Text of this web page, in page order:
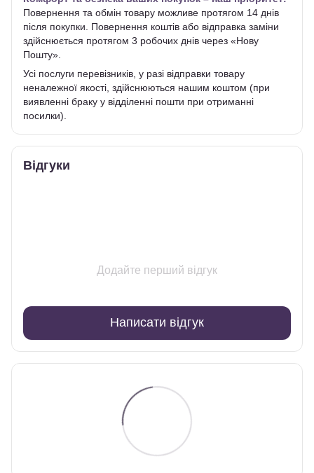
Повернення та обмін товару можливе протягом 14 днів
після покупки. Повернення коштів або відправка заміни
здійснюється протягом 3 робочих днів через «Нову
Пошту».
Усі послуги перевізників, у разі відправки товару
неналежної якості, здійснюються нашим коштом (при
виявленні браку у відділенні пошти при отриманні
посилки).
Відгуки
Додайте перший відгук
Написати відгук